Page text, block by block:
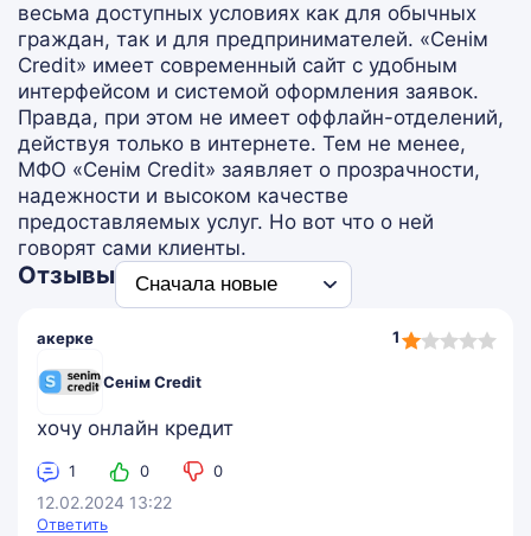
весьма доступных условиях как для обычных
граждан, так и для предпринимателей. «Сенім
Credit» имеет современный сайт с удобным
интерфейсом и системой оформления заявок.
Правда, при этом не имеет оффлайн-отделений,
действуя только в интернете. Тем не менее,
МФО «Сенім Credit» заявляет о прозрачности,
надежности и высоком качестве
предоставляемых услуг. Но вот что о ней
говорят сами клиенты.
Отзывы
акерке
Сенім Credit
1
1,0
rating
хочу онлайн кредит
1 0 0
12.02.2024 13:22
Ответить